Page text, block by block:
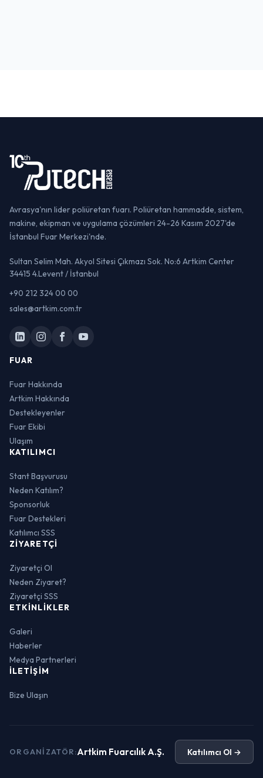
Avrasya'nın lider poliüretan fuarı. Poliüretan hammadde, sistem,
makine, ekipman ve uygulama çözümleri 24-26 Kasım 2027'de
İstanbul Fuar Merkezi'nde.
Sultan Selim Mah. Akyol Sitesi Çıkmazı Sok. No:6 Artkim Center
34415 4.Levent / İstanbul
+90 212 324 00 00
sales@artkim.com.tr
FUAR
Fuar Hakkında
Artkim Hakkında
Destekleyenler
Fuar Ekibi
Ulaşım
KATILIMCI
Stant Başvurusu
Neden Katılım?
Sponsorluk
Fuar Destekleri
Katılımcı SSS
ZIYARETÇI
Ziyaretçi Ol
Neden Ziyaret?
Ziyaretçi SSS
ETKINLIKLER
Galeri
Haberler
Medya Partnerleri
İLETIŞIM
Bize Ulaşın
ORGANIZATÖR:Artkim Fuarcılık A.Ş. Katılımcı Ol →